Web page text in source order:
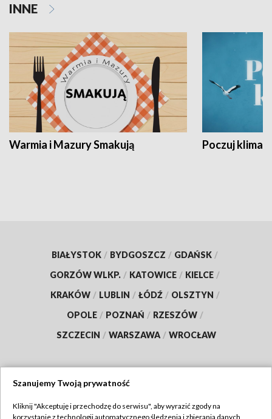
INNE
Warmia i Mazury Smakują Poczuj klimat
BIAŁYSTOK / BYDGOSZCZ / GDAŃSK /
GORZÓW WLKP. / KATOWICE / KIELCE /
KRAKÓW / LUBLIN / ŁÓDŹ / OLSZTYN /
OPOLE / POZNAŃ / RZESZÓW /
SZCZECIN / WARSZAWA / WROCŁAW
Szanujemy Twoją prywatność
Kliknij "Akceptuję i przechodzę do serwisu", aby wyrazić zgody na
korzystanie z technologii automatycznego śledzenia i zbierania danych,